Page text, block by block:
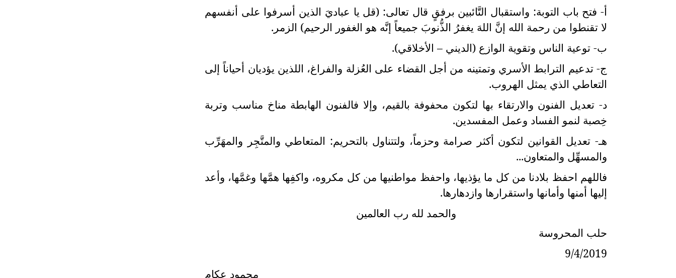
أ- فتح باب التوبة: واستقبال التَّائبين برفقٍ قال تعالى: (قل يا عباديَ الذين أسرفوا على أنفسهم
لا تقنطوا من رحمة الله إنَّ اللهَ يغفرُ الذُّنوبَ جميعاً إنَّه هو الغفور الرحيم) الزمر.
ب- توعية الناس وتقوية الوازع (الديني – الأخلاقي).
ج- تدعيم الترابط الأسري وتمتينه من أجل القضاء على العُزلة والفراغ، اللذين يؤديان أحياناً إلى
التعاطي الذي يمثل الهروب.
د- تعديل الفنون والارتقاء بها لتكون محفوفة بالقيم، وإلا فالفنون الهابطة مناخ مناسب وتربة
خِصبة لنمو الفساد وعمل المفسدين.
هـ- تعديل القوانين لتكون أكثر صرامة وحزماً، ولتتناول بالتحريم: المتعاطي والمتَّجِر والمهَرِّب
والمسهِّل والمتعاون...
فاللهم احفظ بلادنا من كل ما يؤذيها، واحفظ مواطنيها من كل مكروه، واكفِها همَّها وغمَّها، وأعد
إليها أمنها وأمانها واستقرارها وازدهارها.
والحمد لله رب العالمين
حلب المحروسة
9/4/2019
محمود عكام